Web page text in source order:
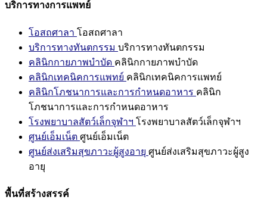
บริการทางการแพทย์
โอสถศาลา โอสถศาลา
บริการทางทันตกรรม บริการทางทันตกรรม
คลินิกกายภาพบำบัด คลินิกกายภาพบำบัด
คลินิกเทคนิคการแพทย์ คลินิกเทคนิคการแพทย์
คลินิกโภชนาการและการกำหนดอาหาร คลินิก
โภชนาการและการกำหนดอาหาร
โรงพยาบาลสัตว์เล็กจุฬาฯ โรงพยาบาลสัตว์เล็กจุฬาฯ
ศูนย์เอ็มเน็ต ศูนย์เอ็มเน็ต
ศูนย์ส่งเสริมสุขภาวะผู้สูงอายุ ศูนย์ส่งเสริมสุขภาวะผู้สูง
อายุ
พื้นที่สร้างสรรค์